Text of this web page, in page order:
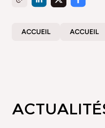
ACCUEIL ACCUEIL